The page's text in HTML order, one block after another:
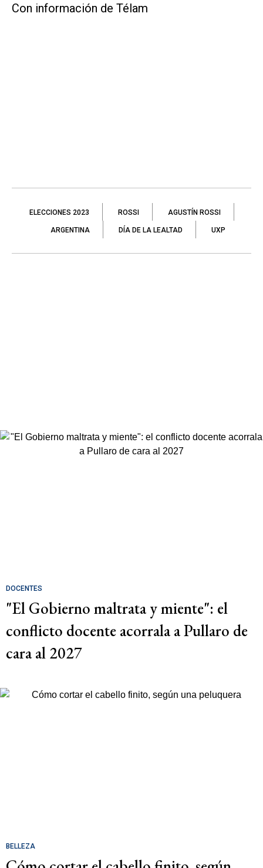
Con información de Télam
ELECCIONES 2023 ROSSI AGUSTÍN ROSSI
ARGENTINA DÍA DE LA LEALTAD UXP
DOCENTES
"El Gobierno maltrata y miente": el
conflicto docente acorrala a Pullaro de
cara al 2027
BELLEZA